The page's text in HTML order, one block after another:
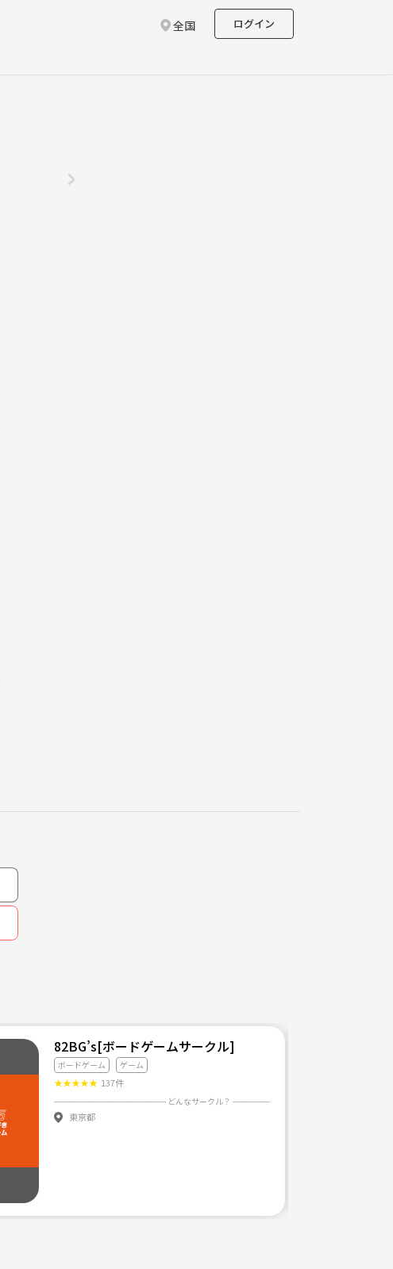
全国 ログイン
82BG’s[ボードゲームサークル]
ボードゲーム ゲーム
★★★★★ 137件
東京都